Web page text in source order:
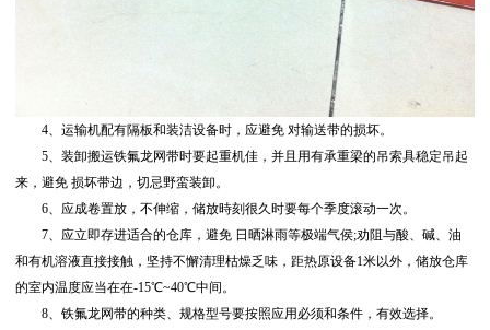
4、运输机配有隔板和装洁设备时，应避免 对输送带的损坏。
5、装卸搬运铁氟龙网带时要起重机佳，并且用有承重梁的吊索具稳定吊起
来，避免 损坏带边，切忌野蛮装卸。
6、应成卷置放，不伸缩，储放時刻很久时要每个季度滚动一次。
7、应立即存进适合的仓库，避免 日晒淋雨等极端气侯;劝阻与酸、碱、油
和有机溶液直接接触，坚持不懈清理枯燥乏味，距热原设备1米以外，储放仓库
的室内温度应当在在-15℃~40℃中间。
8、铁氟龙网带的种类、规格型号要按照应用必须和条件，有效选择。